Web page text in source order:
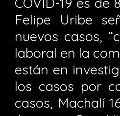
Felipe Uribe
nuevos casos,
laboral en la
están en
los casos por
casos, Machalí